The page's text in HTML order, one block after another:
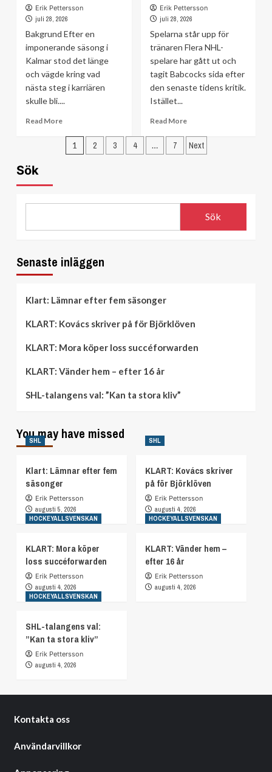
till
2028
Erik Pettersson
juli 28, 2026
Bakgrund Efter en
imponerande säsong i
Kalmar stod det länge
och vägde kring vad
nästa steg i karriären
skulle bli....
Read MoreRead
about
KLART:
Erik Pettersson
juli 28, 2026
Spelarna står upp för
tränaren Flera NHL-
spelare har gått ut och
tagit Babcocks sida efter
den senaste tidens kritik.
Istället...
Read MoreRead
about
NHL-
Sidnumrering
1 2 3 4 … 7 Next
Sök
Sök
Senaste inläggen
Klart: Lämnar efter fem säsonger
KLART: Kovács skriver på för Björklöven
KLART: Mora köper loss succéforwarden
KLART: Vänder hem – efter 16 år
SHL-talangens val: ”Kan ta stora kliv”
You may have missed
SHL
Klart: Lämnar efter fem
säsonger
Erik Pettersson
augusti 5, 2026
SHL
KLART: Kovács skriver
på för Björklöven
Erik Pettersson
augusti 4, 2026
HOCKEYALLSVENSKAN
KLART: Mora köper
loss succéforwarden
Erik Pettersson
augusti 4, 2026
HOCKEYALLSVENSKAN
KLART: Vänder hem –
efter 16 år
Erik Pettersson
augusti 4, 2026
HOCKEYALLSVENSKAN
SHL-talangens val:
”Kan ta stora kliv”
Erik Pettersson
augusti 4, 2026
Kontakta oss
Användarvillkor